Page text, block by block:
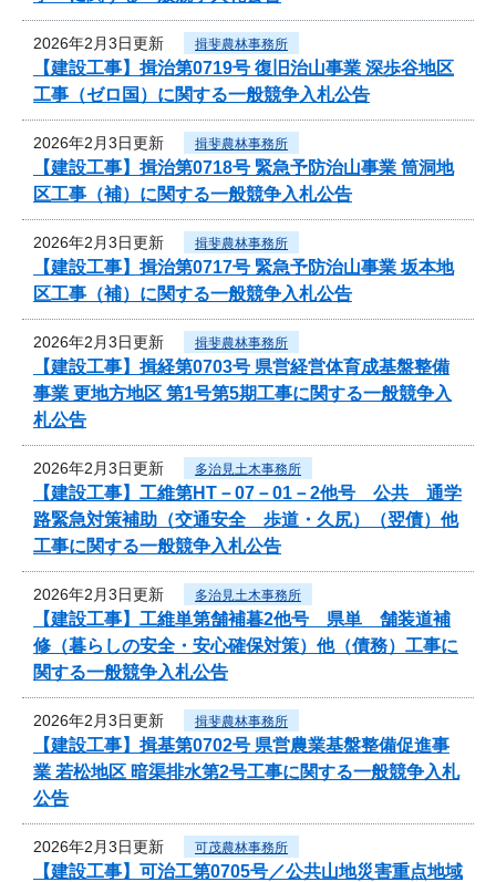
2026年2月3日更新 揖斐農林事務所
【建設工事】揖治第0719号 復旧治山事業 深歩谷地区
工事（ゼロ国）に関する一般競争入札公告
2026年2月3日更新 揖斐農林事務所
【建設工事】揖治第0718号 緊急予防治山事業 筒洞地
区工事（補）に関する一般競争入札公告
2026年2月3日更新 揖斐農林事務所
【建設工事】揖治第0717号 緊急予防治山事業 坂本地
区工事（補）に関する一般競争入札公告
2026年2月3日更新 揖斐農林事務所
【建設工事】揖経第0703号 県営経営体育成基盤整備
事業 更地方地区 第1号第5期工事に関する一般競争入
札公告
2026年2月3日更新 多治見土木事務所
【建設工事】工維第HT－07－01－2他号 公共 通学
路緊急対策補助（交通安全 歩道・久尻）（翌債）他
工事に関する一般競争入札公告
2026年2月3日更新 多治見土木事務所
【建設工事】工維単第舗補暮2他号 県単 舗装道補
修（暮らしの安全・安心確保対策）他（債務）工事に
関する一般競争入札公告
2026年2月3日更新 揖斐農林事務所
【建設工事】揖基第0702号 県営農業基盤整備促進事
業 若松地区 暗渠排水第2号工事に関する一般競争入札
公告
2026年2月3日更新 可茂農林事務所
【建設工事】可治工第0705号／公共山地災害重点地域